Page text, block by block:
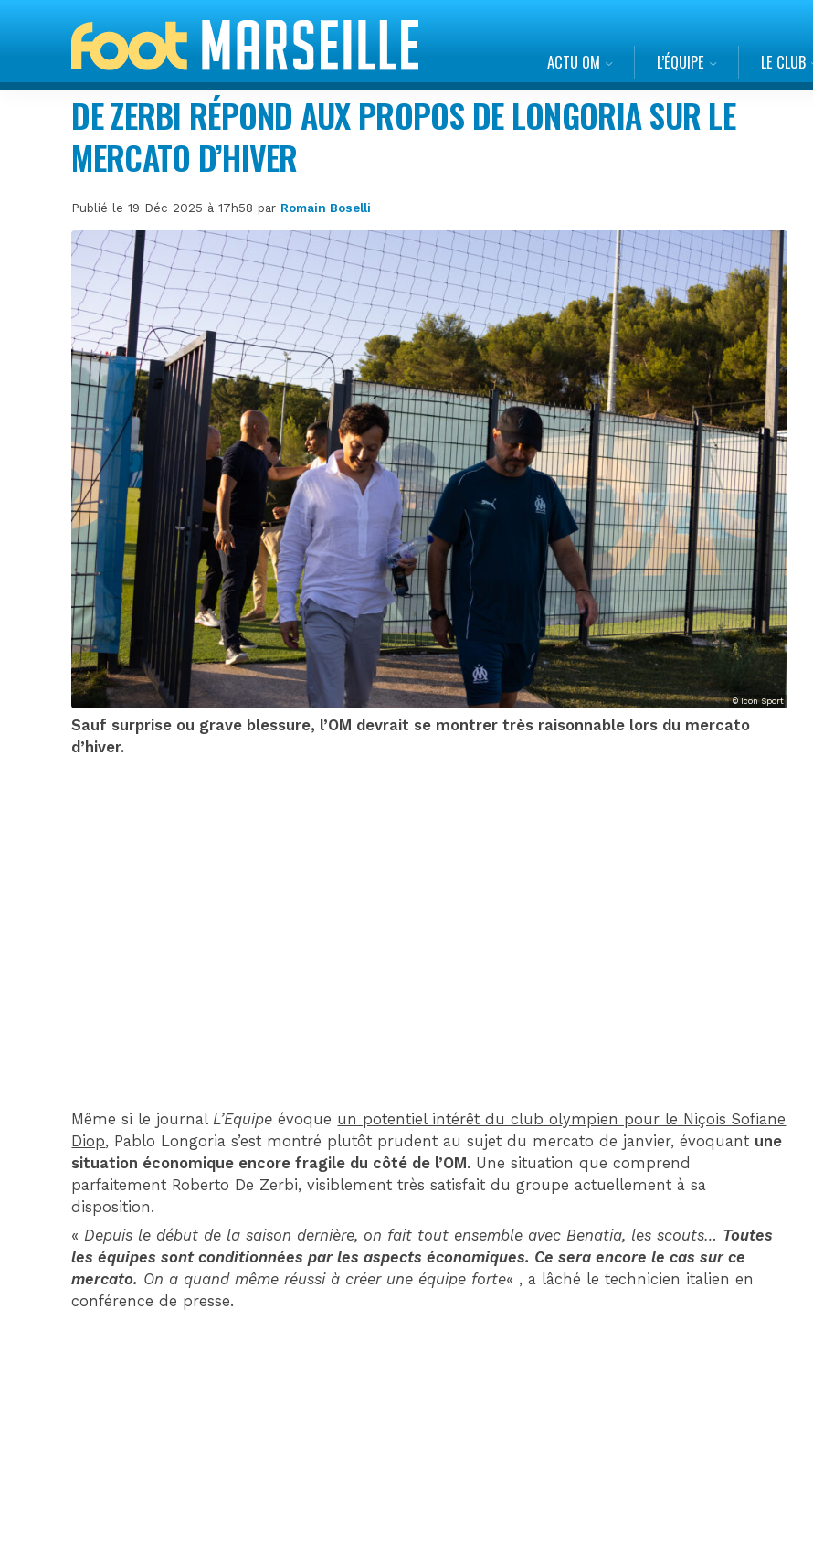
ACTU OM L’ÉQUIPE LE CLUB
DE ZERBI RÉPOND AUX PROPOS DE LONGORIA SUR LE
MERCATO D’HIVER
Publié le 19 Déc 2025 à 17h58 par Romain Boselli
© Icon Sport
Sauf surprise ou grave blessure, l’OM devrait se montrer très raisonnable lors du mercato
d’hiver.
Même si le journal L’Equipeévoque un potentiel intérêt du club olympien pour le Niçois Sofiane
Diop, Pablo Longoria s’est montré plutôt prudent au sujet du mercato de janvier, évoquant une
situation économique encore fragile du côté de l’OM. Une situation que comprend
parfaitement Roberto De Zerbi, visiblement très satisfait du groupe actuellement à sa
disposition.
« Depuis le début de la saison dernière, on fait tout ensemble avec Benatia, les scouts… Toutes
les équipes sont conditionnées par les aspects économiques. Ce sera encore le cas sur ce
mercato. On a quand même réussi à créer une équipe forte« , a lâché le technicien italien en
conférence de presse.